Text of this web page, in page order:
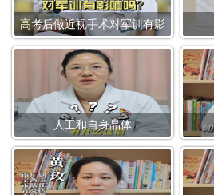
高考后做近视手术对军训有影
响吗？
人工和自身晶体